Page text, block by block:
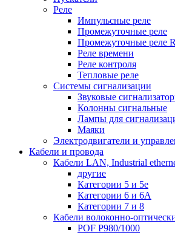
Реле
Импульсные реле
Промежуточные реле
Промежуточные реле
Реле времени
Реле контроля
Тепловые реле
Системы сигнализации
Звуковые
Колонны сигнальные
Лампы для
Маяки
Электродвигатели и
Кабели и провода
Кабели LAN, Industrial
другие
Категории 5 и 5е
Категории 6 и 6A
Категории 7 и 8
Кабели волоконно-
POF P980/1000